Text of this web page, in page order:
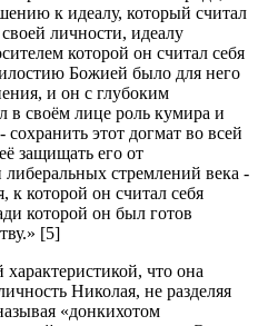
к идеалу, который считал
личности, идеалу
которой он считал себя
Божией было для него
и он с глубоким
своём лице роль кумира и
этот догмат во всей
защищать его от
либеральных стремлений века -
к которой он считал себя
которой он был готов
[5]
что она
Николая, не разделяя
«донкихотом